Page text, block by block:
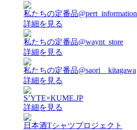
私たちの定番品@pert_information
詳細を見る
私たちの定番品@waynt_store
詳細を見る
私たちの定番品@saori__kitagawa
詳細を見る
S’YTE×KUME.JP
詳細を見る
日本酒Tシャツプロジェクト